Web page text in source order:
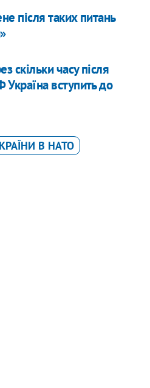
після таких питань
скільки часу після
Україна вступить до
В НАТО